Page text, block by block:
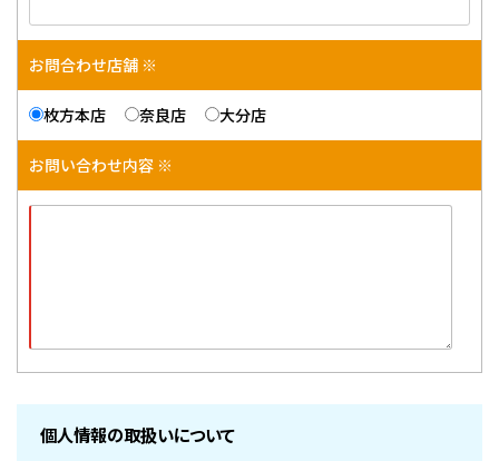
お問合わせ店舗 ※
枚方本店 奈良店 大分店
お問い合わせ内容 ※
個人情報の取扱いについて